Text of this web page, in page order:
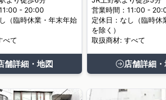
- 20:00
（臨時休業・年末年始
べて
舗詳細・地図
営業時間：11:00 -
定休日：なし（臨時休
を除く）
取扱商材: すべて
店舗詳細